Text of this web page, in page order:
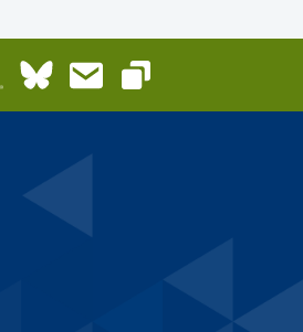
LinkedInBlueskyE-Mail
Link kopieren